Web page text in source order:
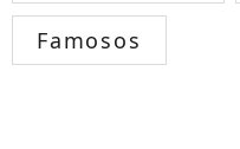
Famosos